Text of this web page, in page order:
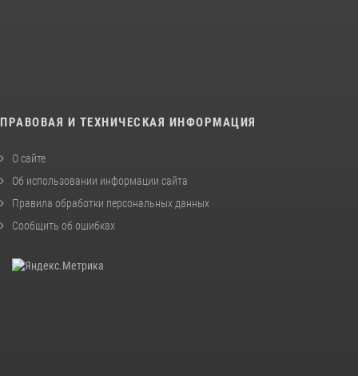
ПРАВОВАЯ И ТЕХНИЧЕСКАЯ ИНФОРМАЦИЯ
О сайте
Об использовании информации сайта
Правила обработки персональных данных
Сообщить об ошибках